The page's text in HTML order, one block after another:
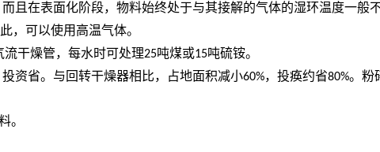
且在表面化阶段，物料始终处于与其接解的气体的湿环温度一般
，可以使用高温气体。
流干燥管，每水时可处理25吨煤或15吨硫铵。
资省。与回转干燥器相比，占地面积减小60%，投痪约省80%。粉
。